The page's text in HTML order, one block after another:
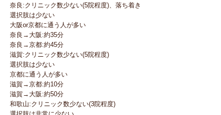
奈良:クリニック数少ない(5院程度)、落ち着き
選択肢は少ない
大阪or京都に通う人が多い
奈良→大阪:約35分
奈良→京都:約45分
滋賀:クリニック数少ない(5院程度)
選択肢は少ない
京都に通う人が多い
滋賀→京都:約10分
滋賀→大阪:約50分
和歌山:クリニック数少ない(3院程度)